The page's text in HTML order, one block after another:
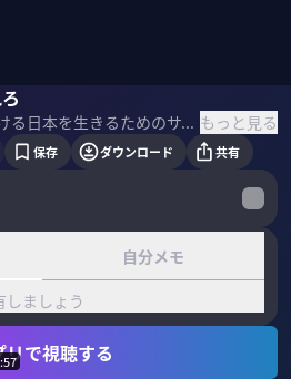
衰退し続ける日本を生きるためのサバイバル教養番組「JAPAN SURVIVAL SKILL SET」。社会学者 宮台真司氏が「歌舞伎町の社会学」ライターの佐々木チワワ氏に話を聞いた。 もっと見る
保存 ダウンロード 共有
自分メモ
ましょう
リで視聴する